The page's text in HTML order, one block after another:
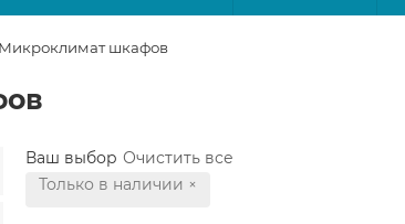
Микроклимат шкафов
Ваш выбор Очистить все
Только в наличии ×